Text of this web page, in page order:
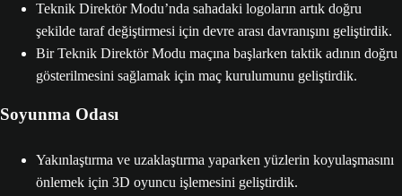
Teknik Direktör Modu’nda sahadaki logoların artık doğru
şekilde taraf değiştirmesi için devre arası davranışını geliştirdik.
Bir Teknik Direktör Modu maçına başlarken taktik adının doğru
gösterilmesini sağlamak için maç kurulumunu geliştirdik.
Soyunma Odası
Yakınlaştırma ve uzaklaştırma yaparken yüzlerin koyulaşmasını
önlemek için 3D oyuncu işlemesini geliştirdik.